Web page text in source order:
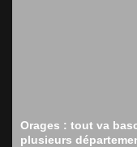
Orages : tout va
plusieurs